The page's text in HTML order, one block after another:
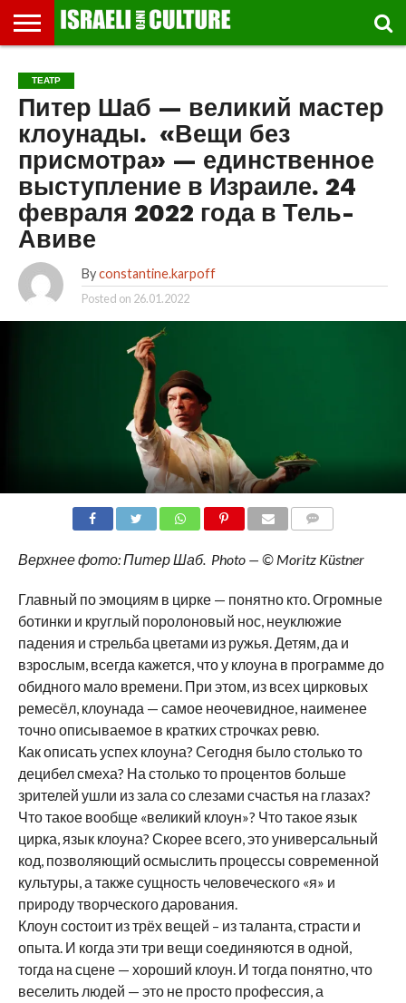
МУЗЕИ
СТРАНА
ФЕСТИВАЛЕЙ
ТЕАТР
КНИГИ.
ТЕКСТЫ
МУЗЫКА
РЕЛИГИЯ/
ИСТОРИЯ
ДВИЖЕНИЕ
ДЕТИ
ВЫХОДНОГО
ДНЯ
МАРШРУТЫ
ПРОГУЛЬЩИКА
ВИДЕО-
РЕЧИ
ВПЕЧАТЛЕНИЯ
ВСТРЕЧИ
И
ЛЕКЦИИ
ИНТЕРВЬЮ
КИНО
TEL
AVIV
GLOBAL
ТЕАТР
Питер Шаб — великий мастер
клоунады. «Вещи без
присмотра» — единственное
выступление в Израиле. 24
февраля 2022 года в Тель-
Авиве
By constantine.karpoff
Posted on 26.01.2022
Верхнее фото: Питер Шаб. Photo — © Moritz Küstner
Главный по эмоциям в цирке — понятно кто. Огромные
ботинки и круглый поролоновый нос, неуклюжие
падения и стрельба цветами из ружья. Детям, да и
взрослым, всегда кажется, что у клоуна в программе до
обидного мало времени. При этом, из всех цирковых
ремесёл, клоунада — самое неочевидное, наименее
точно описываемое в кратких строчках ревю.
Как описать успех клоуна? Сегодня было столько то
децибел смеха? На столько то процентов больше
зрителей ушли из зала со слезами счастья на глазах?
Что такое вообще «великий клоун»? Что такое язык
цирка, язык клоуна? Скорее всего, это универсальный
код, позволяющий осмыслить процессы современной
культуры, а также сущность человеческого «я» и
природу творческого дарования.
Клоун состоит из трёх вещей – из таланта, страсти и
опыта. И когда эти три вещи соединяются в одной,
тогда на сцене — хороший клоун. И тогда понятно, что
веселить людей — это не просто профессия, а